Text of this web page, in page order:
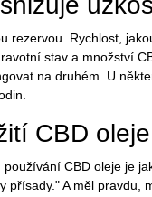
rezervou. Rychlost,
stav a množství
na druhém. U
CBD
CBD oleje je
přísady." A měl